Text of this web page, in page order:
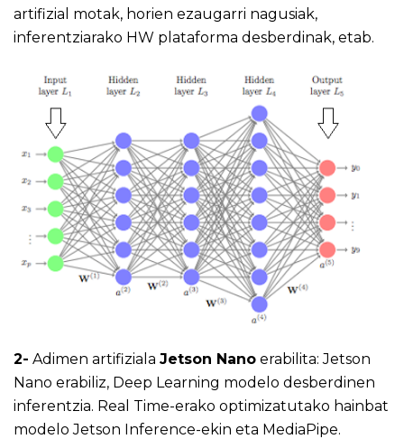
artifizial motak, horien ezaugarri nagusiak,
inferentziarako HW plataforma desberdinak, etab.
2- Adimen artifiziala Jetson Nano erabilita: Jetson
Nano erabiliz, Deep Learning modelo desberdinen
inferentzia. Real Time-erako optimizatutako hainbat
modelo Jetson Inference-ekin eta MediaPipe.